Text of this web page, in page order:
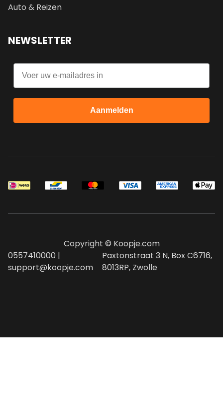
Auto & Reizen
NEWSLETTER
Email
Aanmelden
Copyright © Koopje.com
0557410000 |
support@koopje.com
Paxtonstraat 3 N, Box C6716,
8013RP, Zwolle